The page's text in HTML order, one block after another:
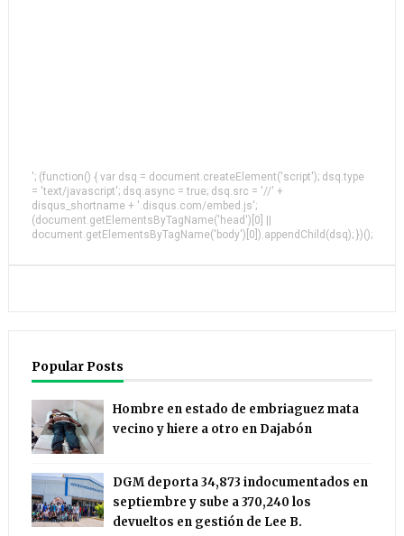
'; (function() { var dsq = document.createElement('script'); dsq.type
= 'text/javascript'; dsq.async = true; dsq.src = '//' +
disqus_shortname + '.disqus.com/embed.js';
(document.getElementsByTagName('head')[0] ||
document.getElementsByTagName('body')[0]).appendChild(dsq); })();
Popular Posts
Hombre en estado de embriaguez mata
vecino y hiere a otro en Dajabón
DGM deporta 34,873 indocumentados en
septiembre y sube a 370,240 los
devueltos en gestión de Lee B.